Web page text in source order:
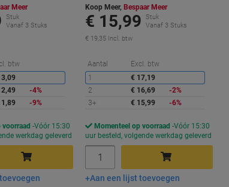
Meer
Stuk
Vanaf 3 Stuks
btw
Korting
-4%
-9%
voorraad Vóór 15:30
werkdag geleverd
winkelwagen
Koop Meer, Bespaar Meer
€ 15,99
Stuk
Vanaf 3 Stuks
€ 19,35 Incl. btw
Aantal Excl. btw
1
€ 17,19
2
€ 16,69
-2%
3+
€ 15,99 -6%
Momenteel op voorraad Vóór 15:30
uur besteld, volgende werkdag geleverd
In winkelwagen
Aan een lijst toevoegen